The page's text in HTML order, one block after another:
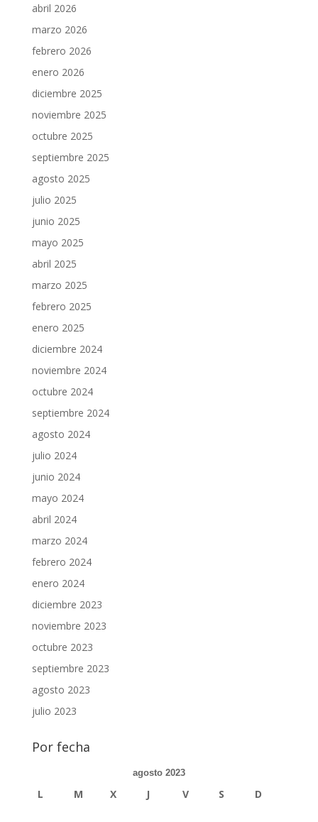
abril 2026
marzo 2026
febrero 2026
enero 2026
diciembre 2025
noviembre 2025
octubre 2025
septiembre 2025
agosto 2025
julio 2025
junio 2025
mayo 2025
abril 2025
marzo 2025
febrero 2025
enero 2025
diciembre 2024
noviembre 2024
octubre 2024
septiembre 2024
agosto 2024
julio 2024
junio 2024
mayo 2024
abril 2024
marzo 2024
febrero 2024
enero 2024
diciembre 2023
noviembre 2023
octubre 2023
septiembre 2023
agosto 2023
julio 2023
Por fecha
agosto 2023
L M X J V S D